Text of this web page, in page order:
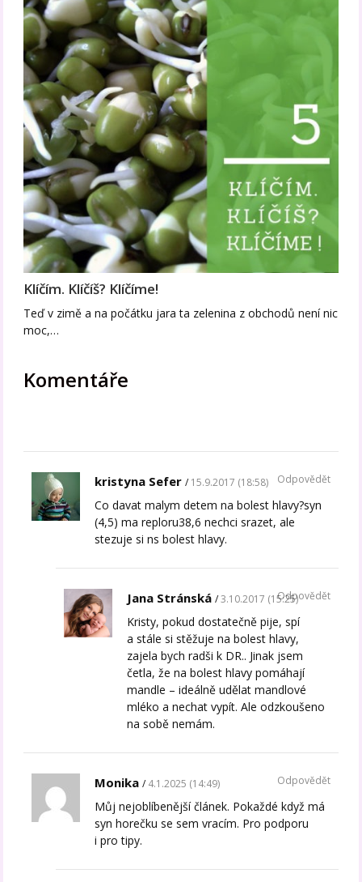
Klíčím. Klíčíš? Klíčíme!
Teď v zimě a na počátku jara ta zelenina z obchodů není nic
moc,…
Komentáře
kristyna Sefer 15.9.2017 (18:58)
Co davat malym detem na bolest hlavy?syn
(4,5) ma reploru38,6 nechci srazet, ale
stezuje si ns bolest hlavy.
Odpovědět
Jana Stránská 3.10.2017 (15:25)
Kristy, pokud dostatečně pije, spí
a stále si stěžuje na bolest hlavy,
zajela bych radši k DR.. Jinak jsem
četla, že na bolest hlavy pomáhají
mandle – ideálně udělat mandlové
mléko a nechat vypít. Ale odzkoušeno
na sobě nemám.
Odpovědět
Monika 4.1.2025 (14:49)
Můj nejoblíbenější článek. Pokaždé když má
syn horečku se sem vracím. Pro podporu
i pro tipy.
Odpovědět